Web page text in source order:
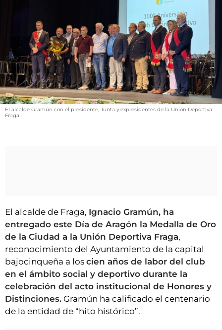
CONTACTAR
FIESTAS EN EL ALTO ARAGÓN
FIESTAS DE SAN LORENZO
AGENDA
CARTELERA
INICIAR SESIÓN
El alcalde Gramún con el presidente, Junta y expresidentes de la Unión Deportiva
Fraga
El alcalde de Fraga, Ignacio Gramún, ha
entregado este Día de Aragón la Medalla de Oro
de la Ciudad a la Unión Deportiva Fraga,
reconocimiento del Ayuntamiento de la capital
bajocinqueña a los cien años de labor del club
en el ámbito social y deportivo durante la
celebración del acto institucional de Honores y
Distinciones. Gramún ha calificado el centenario
de la entidad de “hito histórico”.